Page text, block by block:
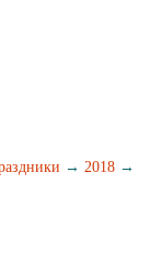
→ 2018 →